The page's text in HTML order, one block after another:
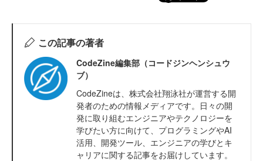
この記事の著者
CodeZine編集部（コードジンヘンシュウ
ブ）
CodeZineは、株式会社翔泳社が運営する開
発者のための情報メディアです。日々の開
発に取り組むエンジニアやテクノロジーを
学びたい方に向けて、プログラミングやAI
活用、開発ツール、エンジニアの学びとキ
ャリアに関する記事をお届けしています。